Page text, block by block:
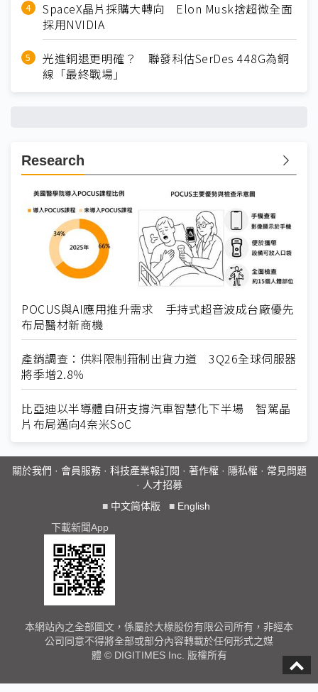
SpaceX晶片採購大轉向 Elon Musk捨超微全面
採用NVIDIA
光進銅退更明確？ 聯發科估SerDes 448G為銅
線「最終戰場」
Research
POCUS與AI應用推升需求 手持式超音波成台廠優先
布局醫材新商機
產銷調查：供料限制箝制出貨力道 3Q26全球伺服器
將季增2.8％
比亞迪以半導體自研支撐汽車智慧化下半場 智駕晶
片布局邁向4奈米SoC
關於我們 · 會員服務· 科技產業報訂閱 · 著作權· 隱私權· 常見問題
· 人才招募
■ 中文简体版 ■ English
下載新聞App
本網站內之全部圖文，係屬於大椽股份有限公司所有，非經本
公司同意不得將全部或部分內容轉載於任何形式之媒
體 © DIGITIMES Inc. 版權所有